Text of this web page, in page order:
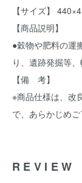
【サイズ】
【商品説明】
●穀物や肥料の運
り、遺跡発掘等
【備 考】
※商品仕様は、改
で、あらかじめご
REVIEW